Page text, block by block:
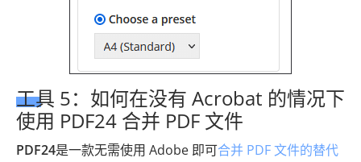
工具 5：如何在没有 Acrobat 的情况下
使用 PDF24 合并 PDF 文件
PDF24是一款无需使用 Adob​​e 即可合并 PDF 文件的替代